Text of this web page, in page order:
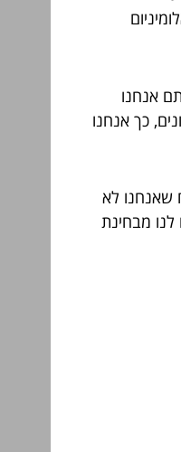
אנחנו
כך אנחנו
שאנחנו לא
מבחינת